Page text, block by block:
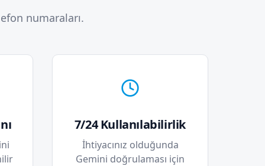
numaraları.
7/24 Kullanılabilirlik
İhtiyacınız olduğunda
Gemini doğrulaması için